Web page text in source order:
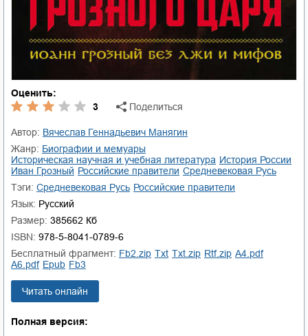
Оценить:
3
Поделиться
Автор:
Вячеслав Геннадьевич Манягин
Жанр:
биографии и мемуары
историческая научная и учебная литература
история России
Иван Грозный
российские правители
средневековая Русь
Тэги:
средневековая Русь
российские правители
Язык: Русский
Размер: 385662 Кб
ISBN: 978-5-8041-0789-6
Бесплатный фрагмент:
fb2.zip txt txt.zip rtf.zip
a4.pdf
a6.pdf
epub fb3
Читать онлайн
Полная версия: